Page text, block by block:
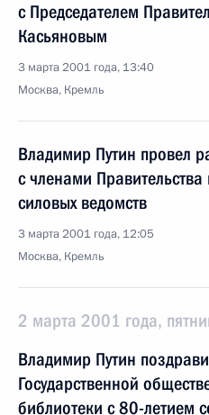
с Председателем
Касьяновым
3 марта 2001 года, 13:40
Москва, Кремль
Владимир Путин провел
с членами
силовых ведомств
3 марта 2001 года, 12:05
Москва, Кремль
2 марта 2001 года,
Владимир Путин
Государственной
библиотеки с 80-летием